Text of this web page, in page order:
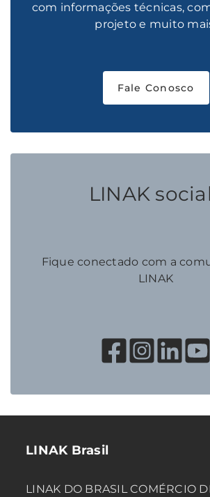
com informações técnicas,
projeto e muito
Fale Conosco
LINAK
Fique conectado com a
LINAK
LINAK Brasil
LINAK DO BRASIL COMÉRCIO